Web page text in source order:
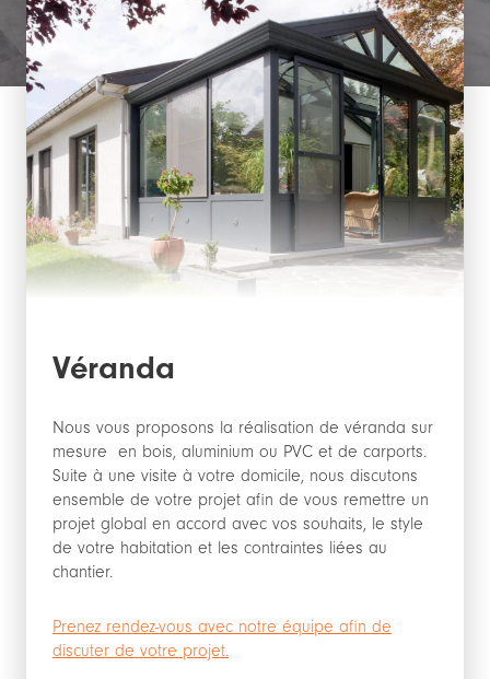
Véranda
Nous vous proposons la réalisation de véranda sur
mesure en bois, aluminium ou PVC et de carports.
Suite à une visite à votre domicile, nous discutons
ensemble de votre projet afin de vous remettre un
projet global en accord avec vos souhaits, le style
de votre habitation et les contraintes liées au
chantier.
Prenez rendez-vous avec notre équipe afin de
discuter de votre projet.